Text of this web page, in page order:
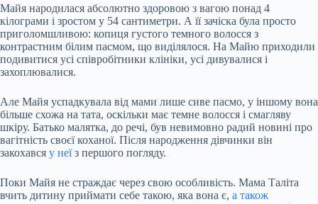
Майя народилася абсолютно здоровою з вагою понад 4
кілограми і зростом у 54 сантиметри. А її зачіска була просто
приголомшливою: копиця густого темного волосся з
контрастним білим пасмом, що виділялося. На Майю приходили
подивитися усі співробітники клініки, усі дивувалися і
захоплювалися.
Але Майя успадкувала від мами лише сиве пасмо, у іншому вона
більше схожа на тата, оскільки має темне волосся і смагляву
шкіру. Батько малятка, до речі, був невимовно радий новині про
вагітність своєї коханої. Після народження дівчинки він
закохався у неїз першого погляду.
Поки Майя не страждає через свою особливість. Мама Таліта
вчить дитину приймати себе такою, яка вона є, а також